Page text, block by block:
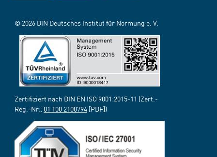
© 2026 DIN Deutsches Institut für Normung e. V.
Zertifiziert nach DIN EN ISO 9001:2015-11 (Zert.-
Reg.-Nr.: 01 100 2100794 [PDF])